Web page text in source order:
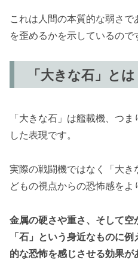
これは人間の本質的な弱さ
を歪めるかを示しているので
「大きな石」とは
「大きな石」は艦載機、つ
した表現です。
実際の戦闘機ではなく「大
どもの視点からの恐怖感をよ
金属の硬さや重さ、そして空
「石」という身近なものに
的な恐怖を感じさせる効果が